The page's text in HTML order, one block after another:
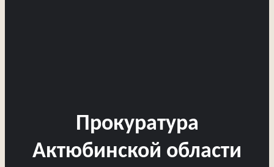
Прокуратура
Актюбинской области